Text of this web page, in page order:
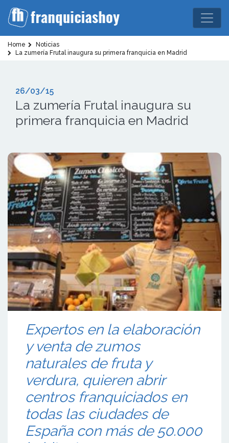
Home
Noticias
La zumería Frutal inaugura su primera franquicia en Madrid
26/03/15
La zumería Frutal inaugura su
primera franquicia en Madrid
Expertos en la elaboración
y venta de zumos
naturales de fruta y
verdura, quieren abrir
centros franquiciados en
todas las ciudades de
España con más de 50.000